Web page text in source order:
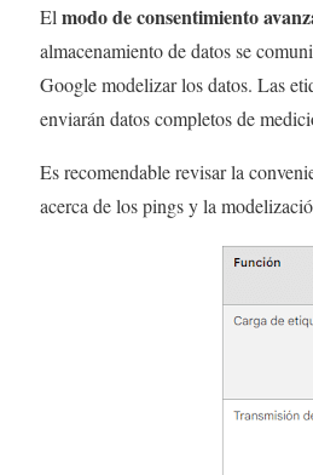
El modo de consentimiento
almacenamiento de datos se
Google modelizar los datos. Las
enviarán datos completos de
Es recomendable revisar la
acerca de los pings y la